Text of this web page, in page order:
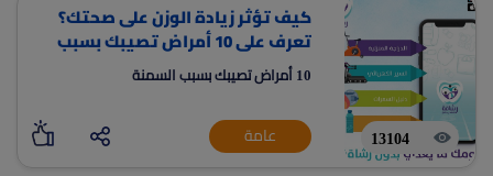
13104
كيف تؤثر زيادة الوزن على صحتك؟
تعرف على 10 أمراض تصيبك بسبب
السمنة
10 أمراض تصيبك بسبب السمنة
عامة